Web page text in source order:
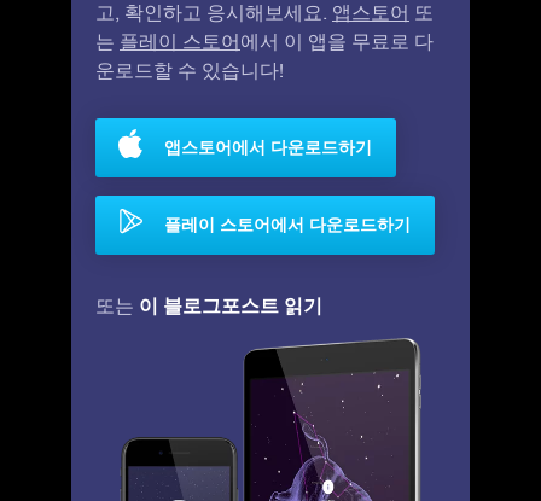
고, 확인하고 응시해보세요. 앱스토어 또
는 플레이 스토어 에서 이 앱을 무료로 다
운로드할 수 있습니다!
앱스토어에서 다운로드하기
플레이 스토어에서 다운로드하기
또는 이 블로그포스트 읽기